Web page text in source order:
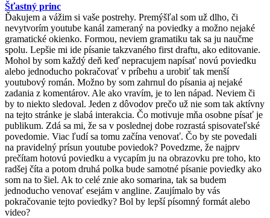
Šťastný princ
Ďakujem a vážim si vaše postrehy. Premýšľal som už dlho, či
nevytvorím youtube kanál zameraný na poviedky a možno nejaké
gramatické okienko. Formou, neviem gramatiku tak sa ju naučme
spolu. Lepšie mi ide písanie takzvaného first draftu, ako editovanie.
Mohol by som každý deň keď nepracujem napísať novú poviedku
alebo jednoducho pokračovať v príbehu a urobiť tak menší
youtubový román. Možno by som zahrnul do písania aj nejaké
zadania z komentárov. Ale ako vravím, je to len nápad. Neviem či
by to niekto sledoval. Jeden z dôvodov prečo už nie som tak aktívny
na tejto stránke je slabá interakcia. Čo motivuje mňa osobne písať je
publikum. Zdá sa mi, že sa v poslednej dobe rozrastá spisovateľské
povedomie. Viac ľudí sa tomu začína venovať. Čo by ste povedali
na pravidelný prísun youtube poviedok? Povedzme, že najprv
prečítam hotovú poviedku a vycapím ju na obrazovku pre toho, kto
radšej číta a potom druhá polka bude samotné písanie poviedky ako
som na to šiel. Ak to celé znie ako somarina, tak sa budem
jednoducho venovať esejám v angline. Zaujímalo by vás
pokračovanie tejto poviedky? Bol by lepší písomný formát alebo
video?